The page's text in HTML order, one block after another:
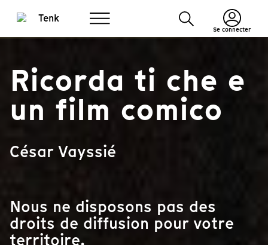
Se connecter
Ricorda ti che e
un film comico
César Vayssié
Nous ne disposons pas des
droits de diffusion pour votre
territoire.